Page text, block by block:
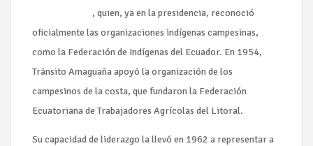
, quien, ya en la presidencia, reconoció
oficialmente las organizaciones indígenas campesinas,
como la Federación de Indígenas del Ecuador. En 1954,
Tránsito Amaguaña apoyó la organización de los
campesinos de la costa, que fundaron la Federación
Ecuatoriana de Trabajadores Agrícolas del Litoral.
Su capacidad de liderazgo la llevó en 1962 a representar a